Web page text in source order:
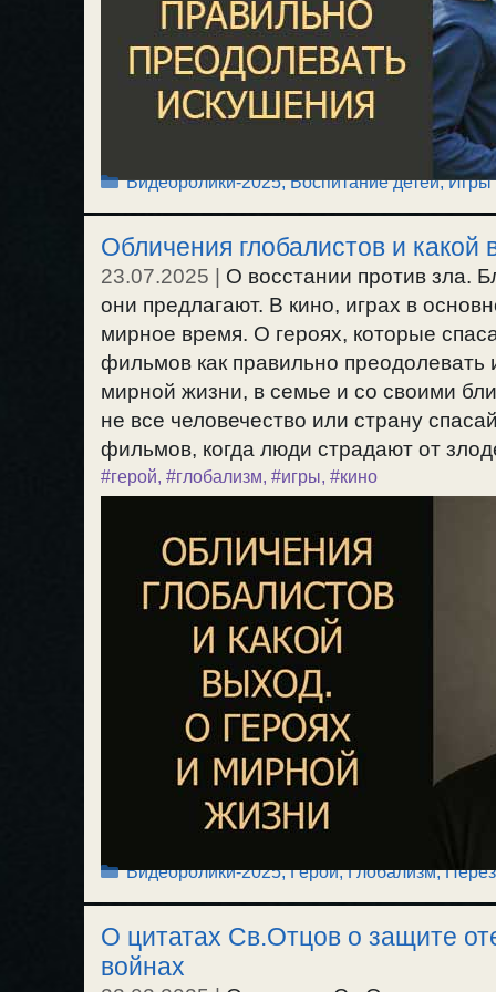
Рубрики
Видеоролики-2025,Воспитание детей,Игры
Обличения глобалистов и
23.07.2025
О восстании против зла.
они предлагают. В кино, играх в
мирное время. О героях, которые
фильмов как правильно преодолевать
мирной жизни, в семье и со своими
не все человечество или страну
фильмов, когда люди страдают от
#герой, #глобализм, #игры, #кино
Рубрики
Видеоролики-2025,Герой,Глобализм,
О цитатах Св.Отцов о защите
войнах